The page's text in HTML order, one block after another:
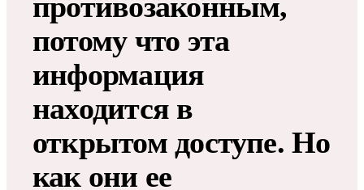
потому что эта
информация
находится в
открытом доступе. Но
как они ее